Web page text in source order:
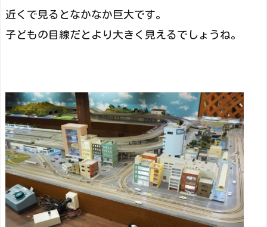
近くで見るとなかなか巨大です。
子どもの目線だとより大きく見えるでしょうね。